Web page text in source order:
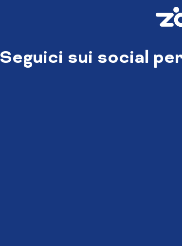
Seguici sui social